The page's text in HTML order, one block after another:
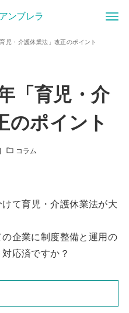
児・介護休業法」改正のポイント
「育児・介
のポイント
コラム
て育児・介護休業法が大
企業に制度整備と運用の
応済ですか？